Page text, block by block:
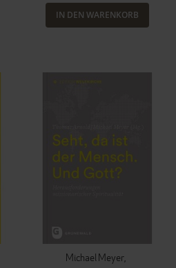
IN DEN WARENKORB
Michael Meyer